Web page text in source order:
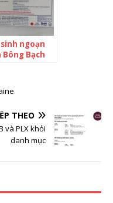
ngoạn
Bông Bạch
10.000
tẩy trang
TikTok
THEO
và PLX khỏi
danh mục